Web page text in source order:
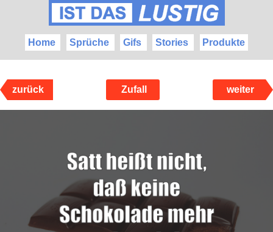
Home Sprüche Gifs Stories Produkte
zurück Zufall weiter